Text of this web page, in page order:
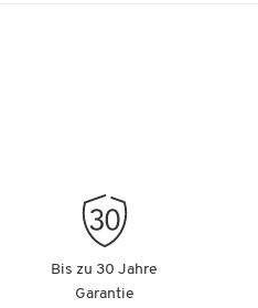
Bis zu 30 Jahre
Garantie